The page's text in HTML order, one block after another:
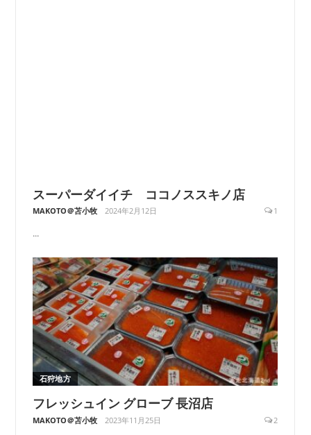
スーパーダイイチ ココノススキノ店
MAKOTO＠苫小牧 2024年2月12日 1
...
石狩地方
フレッシュイン グローブ 長沼店
MAKOTO＠苫小牧 2023年11月25日 2